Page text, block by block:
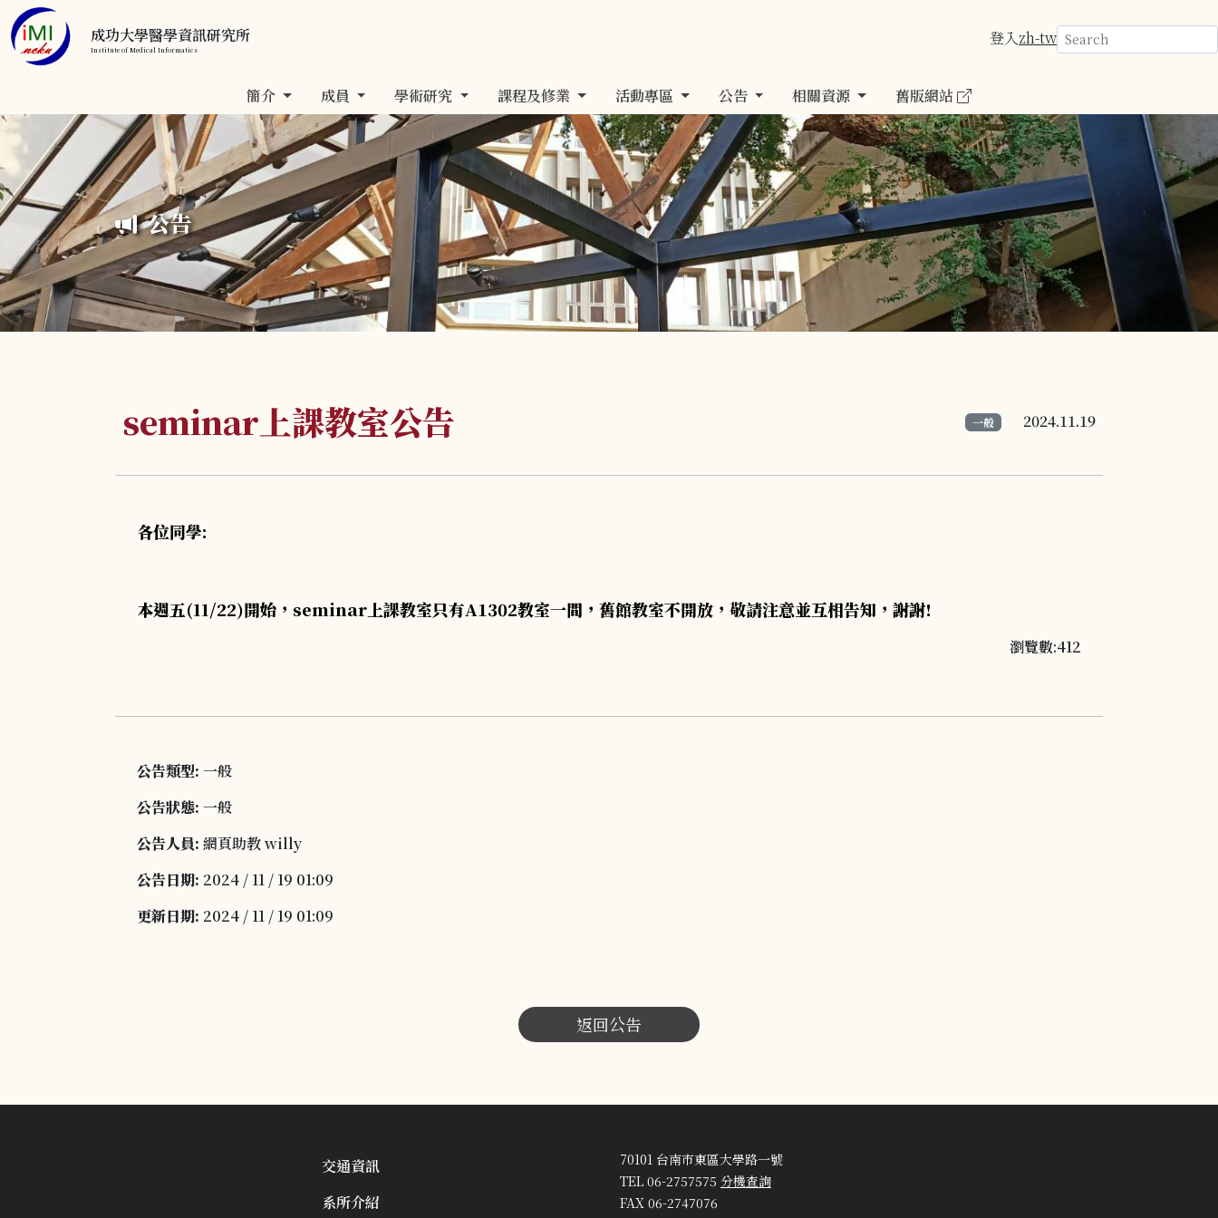
成功大學醫學資訊研究所
Institute of Medical Informatics
登入zh-tw
簡介 成員 學術研究 課程及修業 活動專區 公告 相關資源 舊版網站
公告
seminar上課教室公告 一般 2024.11.19
各位同學:
本週五(11/22)開始，seminar上課教室只有A1302教室一間，舊館教室不開放，敬請注意並互相告知，謝謝!
瀏覽數:412
公告類型: 一般
公告狀態: 一般
公告人員: 網頁助教 willy
公告日期: 2024 / 11 / 19 01:09
更新日期: 2024 / 11 / 19 01:09
返回公告
交通資訊
系所介紹
70101 台南市東區大學路一號
TEL 06-2757575 分機查詢
FAX 06-2747076